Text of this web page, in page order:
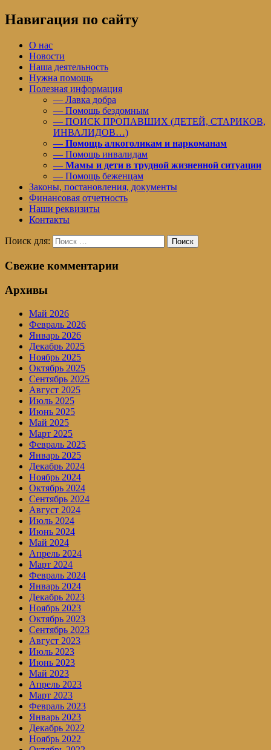
Навигация по сайту
О нас
Новости
Наша деятельность
Нужна помощь
Полезная информация
— Лавка добра
— Помощь бездомным
— ПОИСК ПРОПАВШИХ (ДЕТЕЙ, СТАРИКОВ,
ИНВАЛИДОВ…)
— Помощь алкоголикам и наркоманам
— Помощь инвалидам
— Мамы и дети в трудной жизненной ситуации
— Помощь беженцам
Законы, постановления, документы
Финансовая отчетность
Наши реквизиты
Контакты
Поиск для: Поиск
Свежие комментарии
Архивы
Май 2026
Февраль 2026
Январь 2026
Декабрь 2025
Ноябрь 2025
Октябрь 2025
Сентябрь 2025
Август 2025
Июль 2025
Июнь 2025
Май 2025
Март 2025
Февраль 2025
Январь 2025
Декабрь 2024
Ноябрь 2024
Октябрь 2024
Сентябрь 2024
Август 2024
Июль 2024
Июнь 2024
Май 2024
Апрель 2024
Март 2024
Февраль 2024
Январь 2024
Декабрь 2023
Ноябрь 2023
Октябрь 2023
Сентябрь 2023
Август 2023
Июль 2023
Июнь 2023
Май 2023
Апрель 2023
Март 2023
Февраль 2023
Январь 2023
Декабрь 2022
Ноябрь 2022